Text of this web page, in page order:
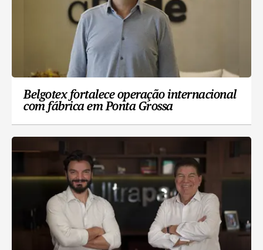
Belgotex fortalece operação internacional
com fábrica em Ponta Grossa